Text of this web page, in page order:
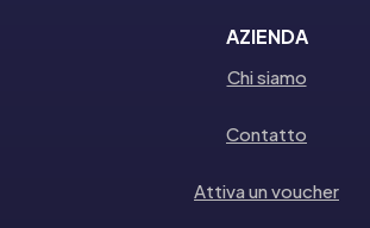
AZIENDA
Chi siamo
Contatto
Attiva un voucher